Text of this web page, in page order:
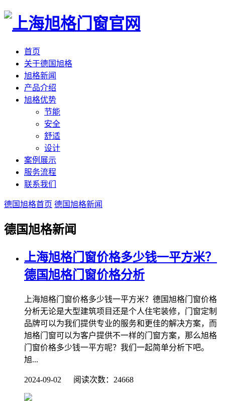
首页
关于德国旭格
旭格新闻
产品介绍
旭格优势
节能
安全
舒适
设计
案例展示
服务流程
联系我们
德国旭格首页 德国旭格新闻
德国旭格新闻
上海旭格门窗价格多少钱一平方米？
德国旭格门窗价格分析
上海旭格门窗价格多少钱一平方米？德国旭格门窗价格
分析无论是大型建筑项目还是个人住宅装修，门窗定制
品牌可以为我们提供专业的服务和更佳的解决方案，而
旭格门窗可以为客户提供不一样的门窗方案，那么旭格
门窗价格多少钱一平方呢？我们一起简单分析下吧。
旭...
2024-09-02 阅读次数：24668